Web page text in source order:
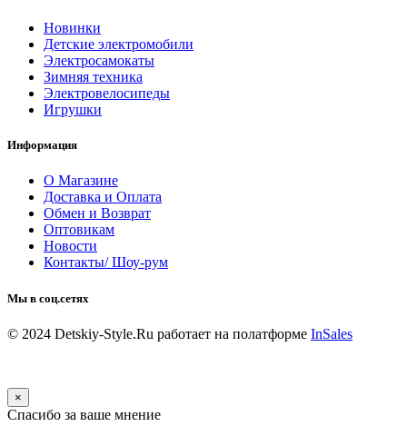
Новинки
Детские электромобили
Электросамокаты
Зимняя техника
Электровелосипеды
Игрушки
Информация
О Магазине
Доставка и Оплата
Обмен и Возврат
Оптовикам
Новости
Контакты/ Шоу-рум
Мы в соц.сетях
© 2024 Detskiy-Style.Ru работает на полатформе InSales
×
Спасибо за ваше мнение